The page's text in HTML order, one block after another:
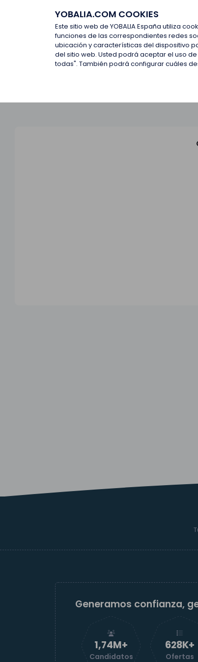
YOBALIA.COM COOKIES
Este sitio web de YOBALIA España utiliza
funciones de las correspondientes redes
ubicación y características del dispositivo
del sitio web. Usted podrá aceptar el uso
todas". También podrá configurar cuáles
Últimas ofertas
Últimas ofertas
Generamos confianza,
1,74M+
Candidatos
629K+
Ofertas